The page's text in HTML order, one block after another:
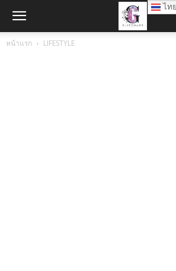
หน้าแรก LIFESTYLE
ไทย